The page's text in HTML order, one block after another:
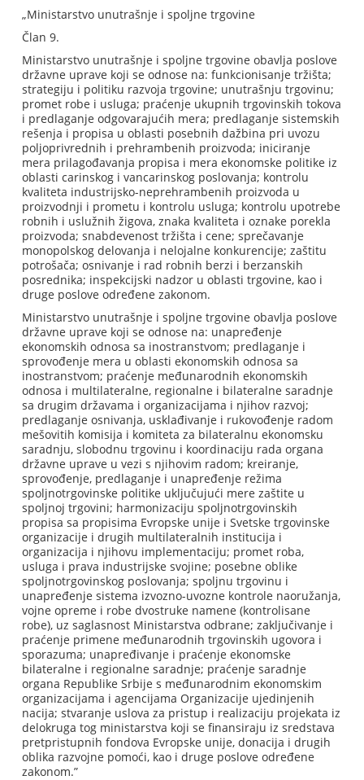
„Ministarstvo unutrašnje i spoljne trgovine
Član 9.
Ministarstvo unutrašnje i spoljne trgovine obavlja poslove
državne uprave koji se odnose na: funkcionisanje tržišta;
strategiju i politiku razvoja trgovine; unutrašnju trgovinu;
promet robe i usluga; praćenje ukupnih trgovinskih tokova
i predlaganje odgovarajućih mera; predlaganje sistemskih
rešenja i propisa u oblasti posebnih dažbina pri uvozu
poljoprivrednih i prehrambenih proizvoda; iniciranje
mera prilagođavanja propisa i mera ekonomske politike iz
oblasti carinskog i vancarinskog poslovanja; kontrolu
kvaliteta industrijsko-neprehrambenih proizvoda u
proizvodnji i prometu i kontrolu usluga; kontrolu upotrebe
robnih i uslužnih žigova, znaka kvaliteta i oznake porekla
proizvoda; snabdevenost tržišta i cene; sprečavanje
monopolskog delovanja i nelojalne konkurencije; zaštitu
potrošača; osnivanje i rad robnih berzi i berzanskih
posrednika; inspekcijski nadzor u oblasti trgovine, kao i
druge poslove određene zakonom.
Ministarstvo unutrašnje i spoljne trgovine obavlja poslove
državne uprave koji se odnose na: unapređenje
ekonomskih odnosa sa inostranstvom; predlaganje i
sprovođenje mera u oblasti ekonomskih odnosa sa
inostranstvom; praćenje međunarodnih ekonomskih
odnosa i multilateralne, regionalne i bilateralne saradnje
sa drugim državama i organizacijama i njihov razvoj;
predlaganje osnivanja, usklađivanje i rukovođenje radom
mešovitih komisija i komiteta za bilateralnu ekonomsku
saradnju, slobodnu trgovinu i koordinaciju rada organa
državne uprave u vezi s njihovim radom; kreiranje,
sprovođenje, predlaganje i unapređenje režima
spoljnotrgovinske politike uključujući mere zaštite u
spoljnoj trgovini; harmonizaciju spoljnotrgovinskih
propisa sa propisima Evropske unije i Svetske trgovinske
organizacije i drugih multilateralnih institucija i
organizacija i njihovu implementaciju; promet roba,
usluga i prava industrijske svojine; posebne oblike
spoljnotrgovinskog poslovanja; spoljnu trgovinu i
unapređenje sistema izvozno-uvozne kontrole naoružanja,
vojne opreme i robe dvostruke namene (kontrolisane
robe), uz saglasnost Ministarstva odbrane; zaključivanje i
praćenje primene međunarodnih trgovinskih ugovora i
sporazuma; unapređivanje i praćenje ekonomske
bilateralne i regionalne saradnje; praćenje saradnje
organa Republike Srbije s međunarodnim ekonomskim
organizacijama i agencijama Organizacije ujedinjenih
nacija; stvaranje uslova za pristup i realizaciju projekata iz
delokruga tog ministarstva koji se finansiraju iz sredstava
pretpristupnih fondova Evropske unije, donacija i drugih
oblika razvojne pomoći, kao i druge poslove određene
zakonom.”